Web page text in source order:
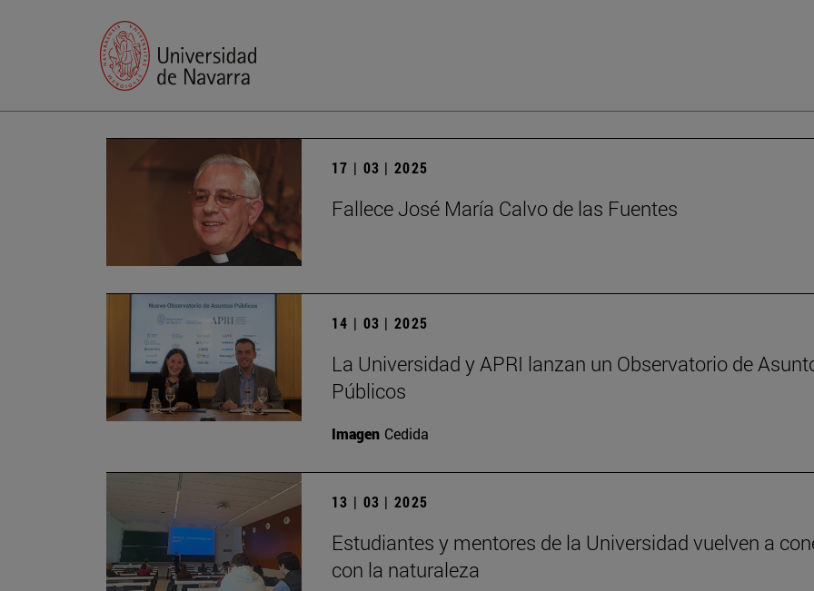
17 | 03 | 2025
Fallece José María Calvo de las Fuentes
14 | 03 | 2025
La Universidad y APRI lanzan un Observatorio de
Públicos
Imagen Cedida
13 | 03 | 2025
Estudiantes y mentores de la Universidad vuelven a
con la naturaleza